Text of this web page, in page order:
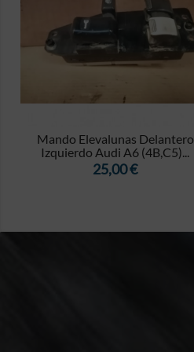
Mando Elevalunas Delantero
Izquierdo Audi A6 (4B,C5)...
Precio
25,00 €
